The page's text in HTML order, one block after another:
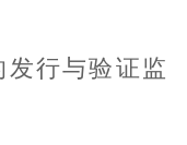
行与验证监